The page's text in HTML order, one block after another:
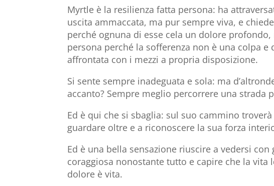
Myrtle è la resilienza fatta persona: ha
uscita ammaccata, ma pur sempre viva, e
perché ognuna di esse cela un dolore profondo,
persona perché la sofferenza non è una colpa
affrontata con i mezzi a propria disposizione.
Si sente sempre inadeguata e sola: ma
accanto? Sempre meglio percorrere una strada
Ed è qui che si sbaglia: sul suo cammino
guardare oltre e a riconoscere la sua forza
Ed è una bella sensazione riuscire a vedersi
coraggiosa nonostante tutto e capire che la vita
dolore è vita.